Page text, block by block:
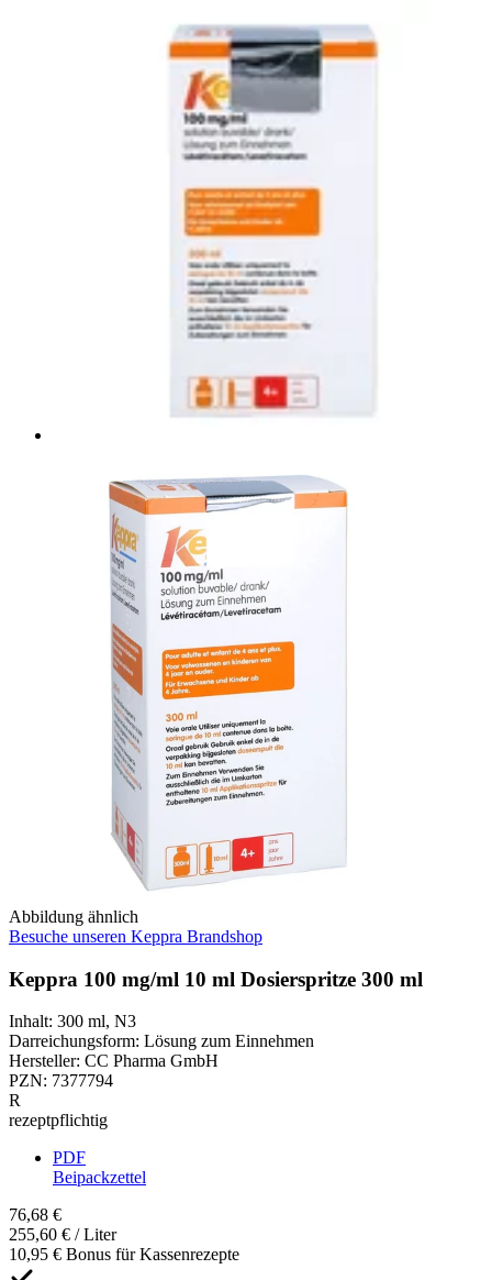
Abbildung ähnlich
Besuche unseren Keppra Brandshop
Keppra 100 mg/ml 10 ml Dosierspritze 300 ml
Inhalt: 300 ml, N3
Darreichungsform: Lösung zum Einnehmen
Hersteller: CC Pharma GmbH
PZN: 7377794
R
rezeptpflichtig
PDF
Beipackzettel
76,68 €
255,60 € / Liter
10,95 € Bonus für Kassenrezepte